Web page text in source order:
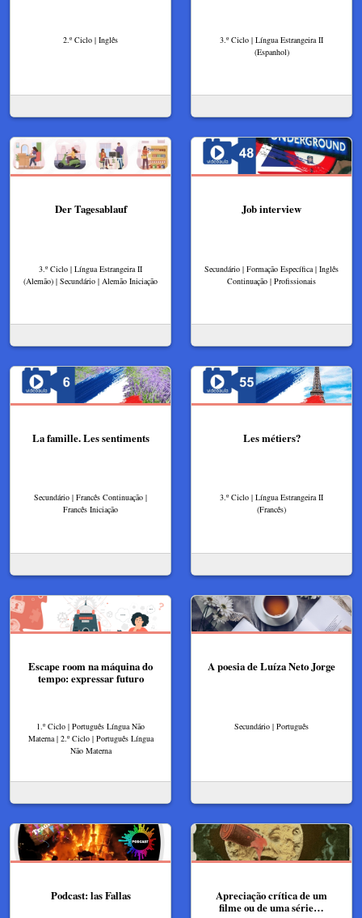
2.º Ciclo | Inglês
3.º Ciclo | Língua Estrangeira II
(Espanhol)
Der Tagesablauf
3.º Ciclo | Língua Estrangeira II
(Alemão) | Secundário | Alemão Iniciação
Job interview
Secundário | Formação Específica | Inglês
Continuação | Profissionais
La famille. Les sentiments
Secundário | Francês Continuação |
Francês Iniciação
Les métiers?
3.º Ciclo | Língua Estrangeira II
(Francês)
Escape room na máquina do
tempo: expressar futuro
1.º Ciclo | Português Língua Não
Materna | 2.º Ciclo | Português Língua
Não Materna
A poesia de Luíza Neto Jorge
Secundário | Português
Podcast: las Fallas
Apreciação crítica de um
filme ou de uma série…